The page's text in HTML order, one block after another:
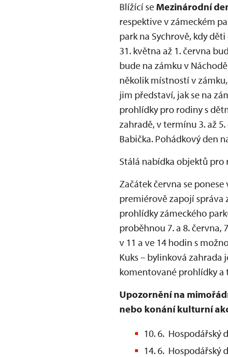
Blížící se Mezinárodní
respektive v zámeckém
park na Sychrově, kdy
31. května až 1. června
bude na zámku v
několik místností v
jim představí, jak se na
prohlídky pro rodiny s
zahradě, v termínu 3. až
Babička. Pohádkový den
Stálá nabídka objektů pro
Začátek června se
premiérově zapojí správa
prohlídky zámeckého
proběhnou 7. a 8. června,
v 11 a ve 14 hodin s
Kuks – bylinková
komentované prohlídky a
Upozornění na
nebo konání kulturní
10. 6. Hospodářský
14. 6. Hospodářský